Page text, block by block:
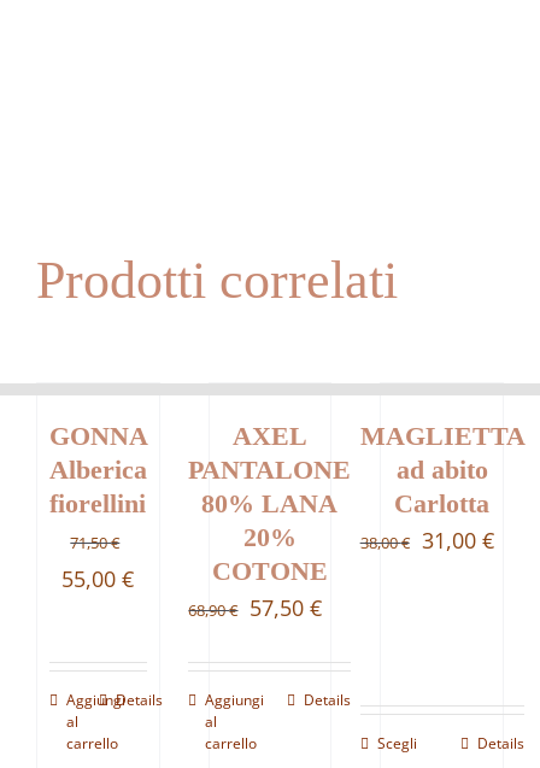
Prodotti correlati
GONNA
Alberica
fiorellini
71,50€
Il
originale
era:
71,50 €.
55,00€Il
prezzo
attuale
è:
55,00 €.
Aggiungi
al
carrello
Details
AXEL
PANTALONE
80% LANA
20%
COTONE
68,90€ Il
57,50€Il
Aggiungi
al
carrello
Details
MAGLIETTA
ad abito
Carlotta
38,00€ Il
31,00 €Il
Scegli Details